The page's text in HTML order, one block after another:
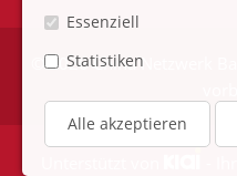
© 2026 China Netzwerk
Essenziell
Statistiken
Alle akzeptieren